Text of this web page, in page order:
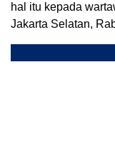
hal itu kepada
Jakarta Selatan,